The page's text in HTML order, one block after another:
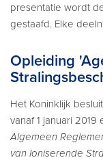
presentatie wordt
gestaafd. Elke
Opleiding
Het Koninklijk
vanaf 1 januari
Algemeen
van Ioniserende